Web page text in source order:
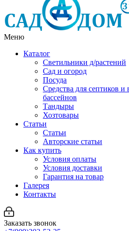
Меню
Каталог
Светильники д/растений
Сад и огород
Посуда
Средства для септиков
бассейнов
Тандыры
Хозтовары
Статьи
Статьи
Авторские статьи
Как купить
Условия оплаты
Условия доставки
Гарантия на товар
Галерея
Контакты
Заказать звонок